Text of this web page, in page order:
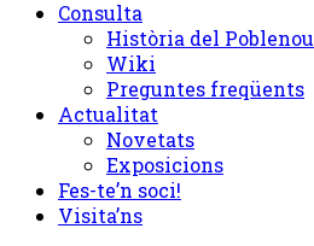
Consulta
Història del Poblenou
Wiki
Preguntes freqüents
Actualitat
Novetats
Exposicions
Fes-te’n soci!
Visita’ns